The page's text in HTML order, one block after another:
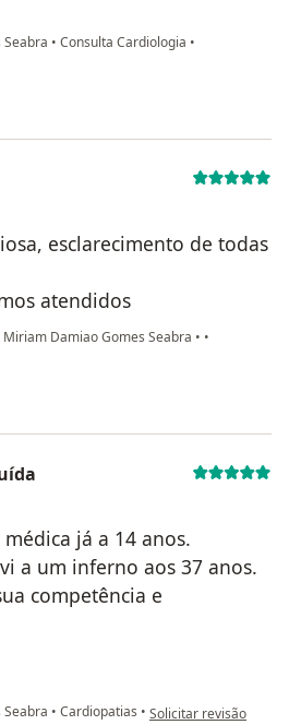
• Consulta Cardiologia •
esclarecimento de todas
atendidos
Miriam Damiao Gomes Seabra • •
já a 14 anos.
a um inferno aos 37 anos.
competência e
• Cardiopatias • na opinião do
Solicitar revisão